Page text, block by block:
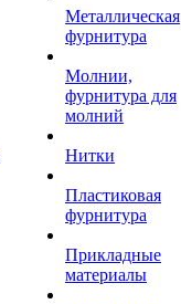
Металлическая
фурнитура
Молнии,
фурнитура для
молний
Нитки
Пластиковая
фурнитура
Прикладные
материалы